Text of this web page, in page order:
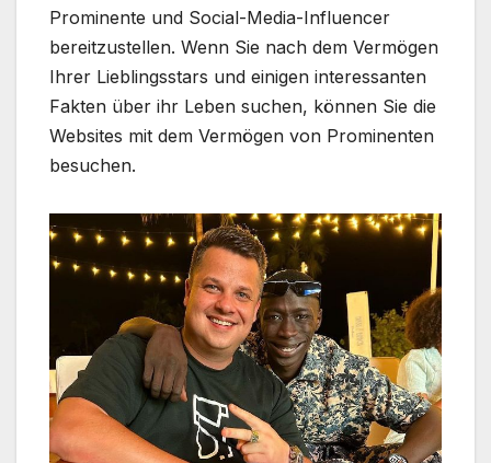
Prominente und Social-Media-Influencer
bereitzustellen. Wenn Sie nach dem Vermögen
Ihrer Lieblingsstars und einigen interessanten
Fakten über ihr Leben suchen, können Sie die
Websites mit dem Vermögen von Prominenten
besuchen.